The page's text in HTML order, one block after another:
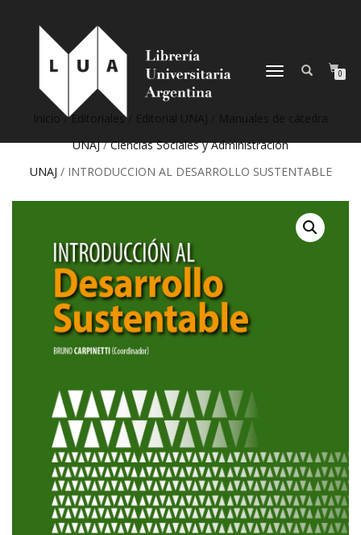
NAVEGACIÓN
0
/Editoriales/
UNAJ/Ciencias Sociales y Administración
UNAJ / INTRODUCCION AL DESARROLLO SUSTENTABLE